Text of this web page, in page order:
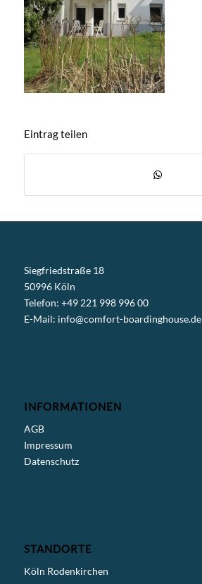
Eintrag teilen
Siegfriedstraße 18
50996 Köln
Telefon: +49 221 998 996 00
E-Mail: info@comfort-boardinghouse.de
INFORMATIONEN
AGB
Impressum
Datenschutz
STANDORTE
Köln Rodenkirchen